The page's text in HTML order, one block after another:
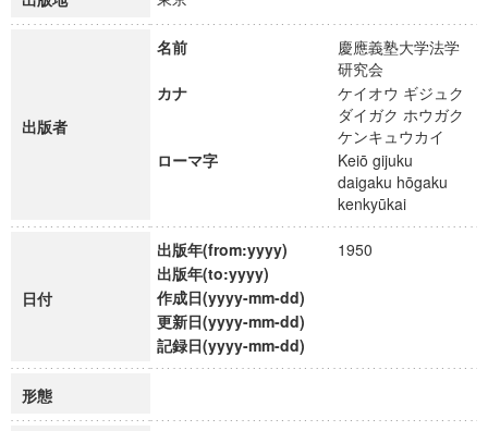
出版者
名前
慶應義塾大学法学
研究会
カナ
ケイオウ ギジュク
ダイガク ホウガク
ケンキュウカイ
ローマ字
Keiō gijuku
daigaku hōgaku
kenkyūkai
日付
出版年(from:yyyy)
1950
出版年(to:yyyy)
作成日(yyyy-mm-dd)
更新日(yyyy-mm-dd)
記録日(yyyy-mm-dd)
形態